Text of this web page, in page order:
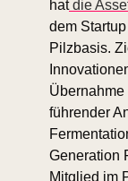
hat die
dem
Pilzbasis.
führender
Generation
Mitglied im